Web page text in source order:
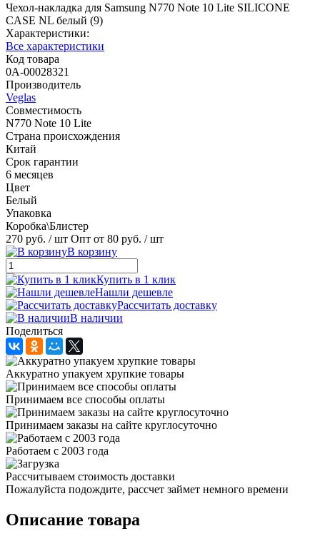
Чехол-накладка для Samsung N770 Note 10 Lite SILICONE
CASE NL белый (9)
Характеристики:
Все характеристики
Код товара
0А-00028321
Производитель
Veglas
Совместимость
N770 Note 10 Lite
Страна происхождения
Китай
Срок гарантии
6 месяцев
Цвет
Белый
Упаковка
Коробка\Блистер
270 руб. / шт Опт от 80 руб. / шт
В корзину
Купить в 1 клик
Нашли дешевле
Рассчитать доставку
В наличии
Поделиться
Аккуратно упакуем хрупкие товары
Принимаем все способы оплаты
Принимаем заказы на сайте круглосуточно
Работаем с 2003 года
Рассчитываем стоимость доставки
Пожалуйста подождите, рассчет займет немного времени
Описание товара